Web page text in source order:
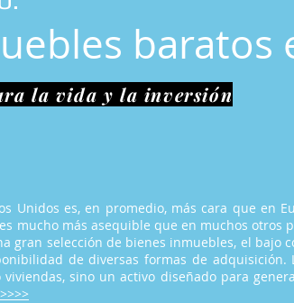
baratos
Unidos es, en promedio, más cara que en
mucho más asequible que en muchos otros
gran selección de bienes inmuebles, el bajo
de diversas formas de adquisición.
viviendas, sino un activo diseñado para
la vida y la inversión